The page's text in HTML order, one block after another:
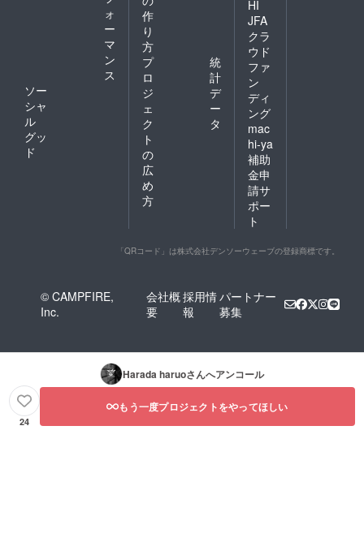
ォ
ー
マ
ン
ス
ソー
シャ
ル
グッ
ド
作
り
方
プ
ロ
ジ
ェ
ク
ト
の
広
め
方
統
計
デ
ー
タ
HI
JFA
クラ
ウド
ファ
ン
ディ
ング
mac
hi-ya
補助
金申
請サ
ポー
ト
「QRコード」は株式会社デンソーウェーブの登録商標です。
© CAMPFIRE,
Inc.
会社概
要
採用情
報
パートナー
募集
Harada haruoさんへアンコール
24
もう一度プロジェクトをやってほしい